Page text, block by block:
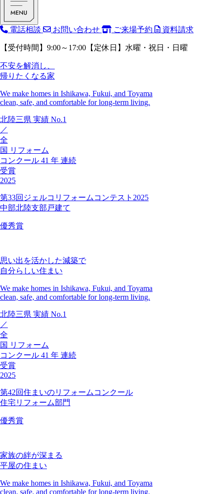
電話相談 お問い合わせ ご来場予約 資料請求
【受付時間】9:00～17:00【定休日】水曜・祝日・日曜
不安を解消し、
帰りたくなる家
We make homes in Ishikawa, Fukui, and Toyama
clean, safe, and comfortable for long-term living.
北陸三県 実績 No.1
／
全
国 リフォーム
コンクール 41 年 連続
受賞
2025
第33回ジェルコリフォームコンテスト2025
中部北陸支部戸建て
優秀賞
思い出を活かした減築で
自分らしい住まい
We make homes in Ishikawa, Fukui, and Toyama
clean, safe, and comfortable for long-term living.
北陸三県 実績 No.1
／
全
国 リフォーム
コンクール 41 年 連続
受賞
2025
第42回住まいのリフォームコンクール
住宅リフォーム部門
優秀賞
家族の絆が深まる
平屋の住まい
We make homes in Ishikawa, Fukui, and Toyama
clean, safe, and comfortable for long-term living.